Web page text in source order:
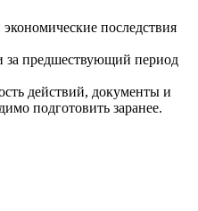
последствия
предшествующий период
действий, документы и
подготовить заранее.